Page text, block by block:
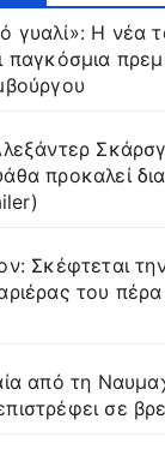
γυαλί»: Η νέα
παγκόσμια
προκαλεί
Σκέφτεται
του
από τη
σε